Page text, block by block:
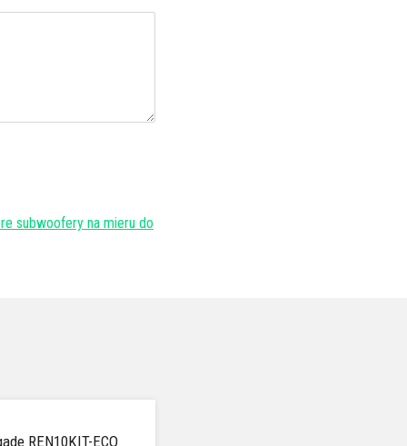
subwoofery na mieru do
REN10KIT-ECO